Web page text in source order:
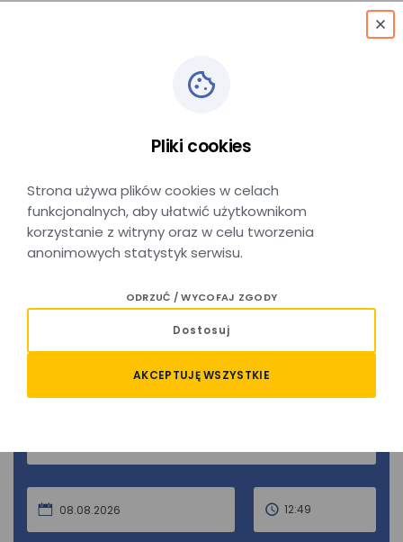
Tarnów
Wyszukaj połączenie
08.08.2026 12:49
Pliki cookies
Strona używa plików cookies w celach
funkcjonalnych, aby ułatwić użytkownikom
korzystanie z witryny oraz w celu tworzenia
anonimowych statystyk serwisu.
ODRZUĆ / WYCOFAJ ZGODY
Dostosuj
AKCEPTUJĘ WSZYSTKIE